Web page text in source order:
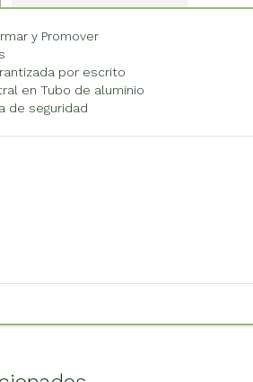
y Promover
por escrito
en Tubo de aluminio
de seguridad